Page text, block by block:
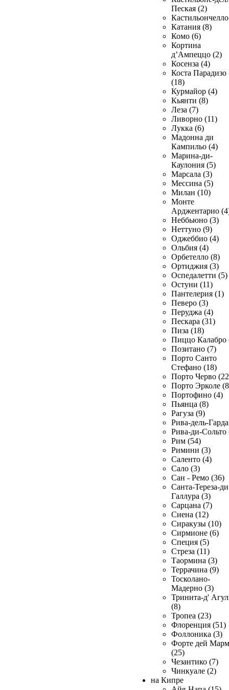
Пеская (2)
Катания (8)
Комо (6)
Кортина
д’Ампеццо (2)
Косенза (4)
Коста Парадизо
(18)
Курмайор (4)
Кьянти (8)
Леза (7)
Ливорно (11)
Лукка (6)
Мадонна ди
Кампильо (4)
Марина-ди-
Каулония (5)
Марсала (3)
Мессина (5)
Милан (10)
Монте
Арджентарио
Неббьюно (3)
Неттуно (9)
Оджеббио (4)
Ольбия (4)
Орбетелло (8)
Ортиджия (3)
Оспедалетти (5)
Остуни (11)
Пантелерия (1)
Певеро (3)
Перуджа (4)
Пескара (31)
Пиза (18)
Пиццо Калабро
Позитано (7)
Порто Санто
Стефано (18)
Порто Черво
Порто Эрколе
Портофино (4)
Пьянца (8)
Рагуза (9)
Рива-дель-
Рива-ди-Сольто
Рим (54)
Римини (3)
Саленто (4)
Сало (3)
Сан - Ремо (36)
Санта-Тереза-
Галлура (3)
Сарцана (7)
Сиена (12)
Сиракузы (10)
Сирмионе (6)
Специя (5)
Стреза (11)
Таормина (3)
Террачина (9)
Тосколано-
Мадерно (3)
Тринита-д'
(8)
Тропеа (23)
Флоренция (51)
Фоллоника (3)
Форте дей
(25)
Чезантико (7)
Чинкуале (2)
на Кипре